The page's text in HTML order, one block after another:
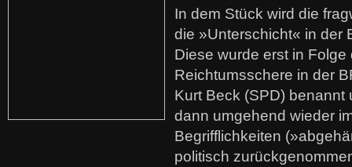
In dem Stück wird die
die »Unterschicht« in der
Diese wurde erst in
Reichtumsschere in der
Kurt Beck (SPD)
dann umgehend wieder
Begrifflichkeiten
politisch